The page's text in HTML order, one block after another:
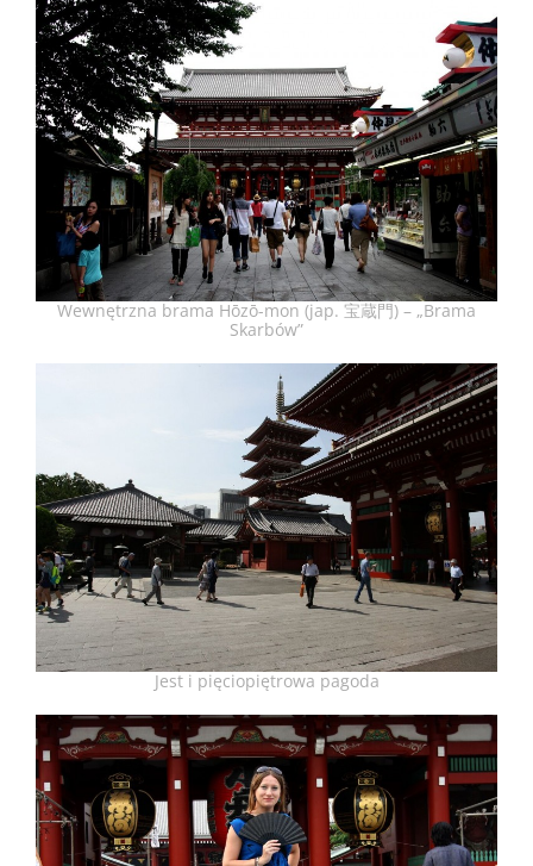
Wewnętrzna brama Hōzō-mon (jap. 宝蔵門) – „Brama
Skarbów”
Jest i pięciopiętrowa pagoda